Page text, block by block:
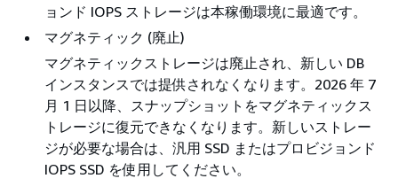
ョンド IOPS ストレージは本稼働環境に最適です。
マグネティック (廃止)
マグネティックストレージは廃止され、新しい DB
インスタンスでは提供されなくなります。2026 年 7
月 1 日以降、スナップショットをマグネティックス
トレージに復元できなくなります。新しいストレー
ジが必要な場合は、汎用 SSD またはプロビジョンド
IOPS SSD を使用してください。